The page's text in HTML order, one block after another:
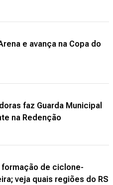
e avança na Copa do
faz Guarda Municipal
na Redenção
formação de ciclone-
veja quais regiões do RS